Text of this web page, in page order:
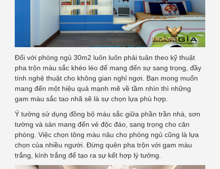
Đối với phòng ngủ 30m2 luôn luôn phải tuân theo kỹ thuật
pha trộn màu sắc khéo léo để mang đến sự sang trọng, đầy
tính nghệ thuật cho không gian nghỉ ngơi. Bạn mong muốn
mang đến một hiệu quả mạnh mẽ về tầm nhìn thì những
gam màu sắc tao nhã sẽ là sự chọn lựa phù hợp.
Ý tưởng sử dụng đồng bộ màu sắc giữa phần trần nhà, sơn
tường và sàn mang đến vẻ độc đáo, sang trọng cho căn
phòng. Việc chọn tông màu nâu cho phòng ngủ cũng là lựa
chọn của nhiều người. Đừng quên pha trộn với gam màu
trắng, kính trắng để tạo ra sự kết hợp lý tưởng.